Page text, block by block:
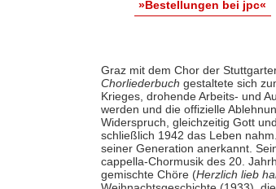
»Bestellungen bei jpc«
Graz mit dem Chor der
Chorliederbuch gestaltete sich
Krieges, drohende Arbeits- und
werden und die offizielle
Widerspruch, gleichzeitig Gott
schließlich 1942 das Leben
seiner Generation anerkannt.
cappella-Chormusik des 20.
gemischte Chöre (Herzlich lieb